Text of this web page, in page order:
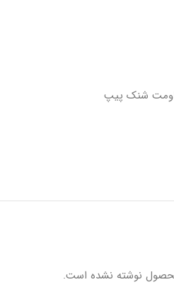
شنک پیپ
نوشته نشده است.